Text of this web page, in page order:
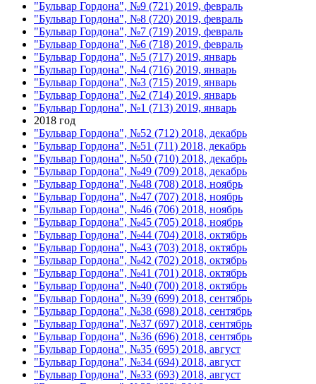
"Бульвар Гордона", №9 (721) 2019, февраль
"Бульвар Гордона", №8 (720) 2019, февраль
"Бульвар Гордона", №7 (719) 2019, февраль
"Бульвар Гордона", №6 (718) 2019, февраль
"Бульвар Гордона", №5 (717) 2019, январь
"Бульвар Гордона", №4 (716) 2019, январь
"Бульвар Гордона", №3 (715) 2019, январь
"Бульвар Гордона", №2 (714) 2019, январь
"Бульвар Гордона", №1 (713) 2019, январь
2018 год
"Бульвар Гордона", №52 (712) 2018, декабрь
"Бульвар Гордона", №51 (711) 2018, декабрь
"Бульвар Гордона", №50 (710) 2018, декабрь
"Бульвар Гордона", №49 (709) 2018, декабрь
"Бульвар Гордона", №48 (708) 2018, ноябрь
"Бульвар Гордона", №47 (707) 2018, ноябрь
"Бульвар Гордона", №46 (706) 2018, ноябрь
"Бульвар Гордона", №45 (705) 2018, ноябрь
"Бульвар Гордона", №44 (704) 2018, октябрь
"Бульвар Гордона", №43 (703) 2018, октябрь
"Бульвар Гордона", №42 (702) 2018, октябрь
"Бульвар Гордона", №41 (701) 2018, октябрь
"Бульвар Гордона", №40 (700) 2018, октябрь
"Бульвар Гордона", №39 (699) 2018, сентябрь
"Бульвар Гордона", №38 (698) 2018, сентябрь
"Бульвар Гордона", №37 (697) 2018, сентябрь
"Бульвар Гордона", №36 (696) 2018, сентябрь
"Бульвар Гордона", №35 (695) 2018, август
"Бульвар Гордона", №34 (694) 2018, август
"Бульвар Гордона", №33 (693) 2018, август